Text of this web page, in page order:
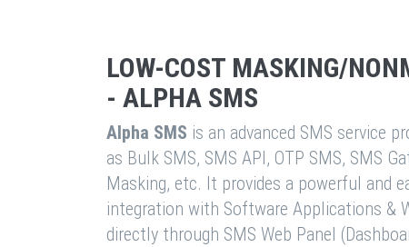
LOW-COST MASKING/
- ALPHA SMS
Alpha SMS is an advanced SMS service
as Bulk SMS, SMS API, OTP SMS, SMS
Masking, etc. It provides a powerful and
integration with Software Applications &
directly through SMS Web Panel